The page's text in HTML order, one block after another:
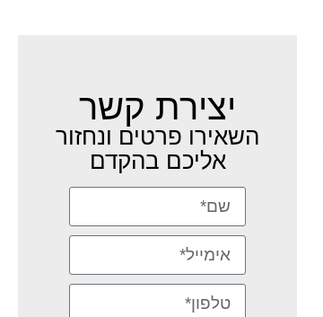
יצירת קשר
השאירו פרטים ונחזור
אליכם בהקדם